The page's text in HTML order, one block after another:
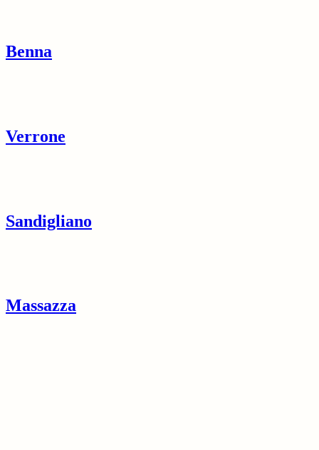
Benna
Verrone
Sandigliano
Massazza